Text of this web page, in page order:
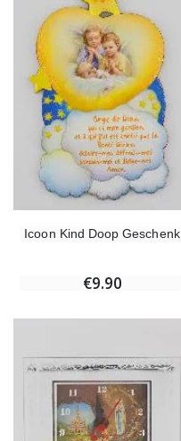
Icoon Kind Doop Geschenk
€9.90